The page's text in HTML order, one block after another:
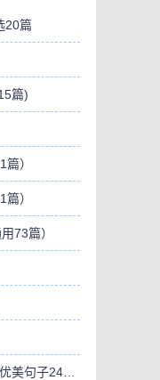
20篇
篇)
）
）
73篇）
中秋节发朋友圈幽默搞笑优美句子240句